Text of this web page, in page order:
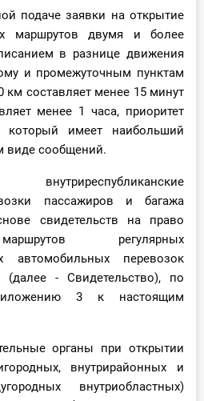
подаче заявки на открытие
маршрутов двумя и более
в разнице движения
и промежуточным пунктам
км составляет менее 15 минут
менее 1 часа, приоритет
который имеет наибольший
виде сообщений.
пассажиров и багажа
свидетельств на право
регулярных
автомобильных перевозок
- Свидетельство), по
3 к настоящим
органы при открытии
внутрирайонных и
внутриобластных)